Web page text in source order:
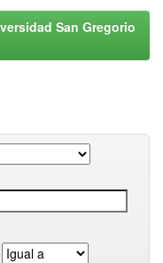
San Gregorio